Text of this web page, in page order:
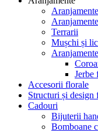
Terrarii
Mușchi și
Jerbe
Accesorii florale
Structuri și design
Cadouri
Bijuterii
Bomboane